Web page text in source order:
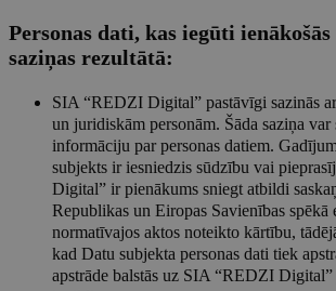
Personas dati, kas iegūti
saziņas rezultātā:
SIA “REDZI Digital” pastāvīgi sazinās
un juridiskām personām. Šāda saziņa var
informāciju par personas datiem.
subjekts ir iesniedzis sūdzību vai
Digital” ir pienākums sniegt atbildi
Republikas un Eiropas Savienības spēkā
normatīvajos aktos noteikto kārtību,
kad Datu subjekta personas dati tiek
apstrāde balstās uz SIA “REDZI